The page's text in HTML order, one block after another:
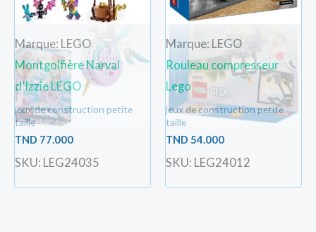
Marque: LEGO
Montgolfière Narval
d’Izzie LEGO
jeux de construction petite
taille
TND 77.000
SKU: LEG24035
Marque: LEGO
Rouleau compresseur
Lego
jeux de construction petite
taille
TND 54.000
SKU: LEG24012